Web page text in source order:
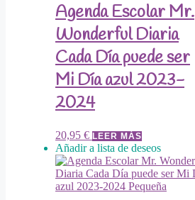
Agenda Escolar Mr.
Wonderful Diaria
Cada Día puede ser
Mi Día azul 2023-
2024
20,95 € LEER MÁS
Añadir a lista de deseos